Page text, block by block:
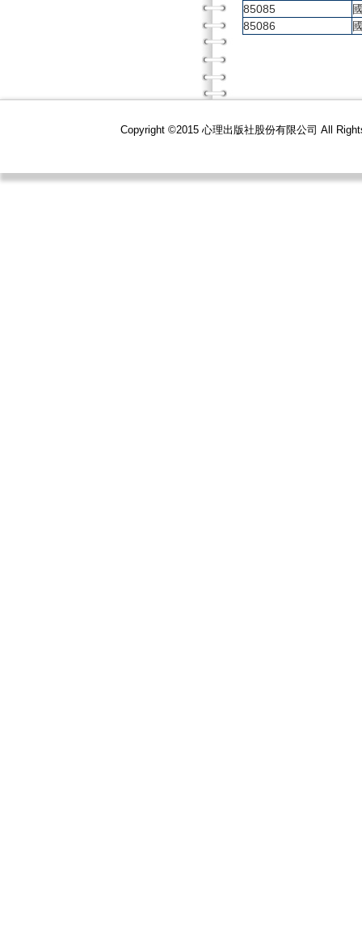
85085
85086
Copyright ©2015 心理出版社股份有限公司 All